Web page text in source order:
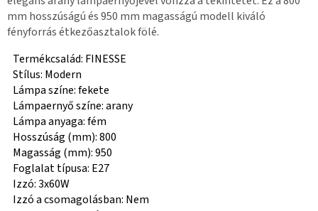
mm hosszúságú és 950 mm magasságú modell kiváló
fényforrás étkezőasztalok fölé.
Termékcsalád: FINESSE
Stílus: Modern
Lámpa színe: fekete
Lámpaernyő színe: arany
Lámpa anyaga: fém
Hosszúság (mm): 800
Magasság (mm): 950
Foglalat típusa: E27
Izzó: 3x60W
Izzó a csomagolásban: Nem